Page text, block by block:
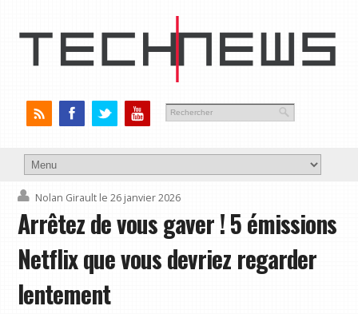
Nolan Girault le 26 janvier 2026
Arrêtez de vous gaver ! 5 émissions
Netflix que vous devriez regarder
lentement